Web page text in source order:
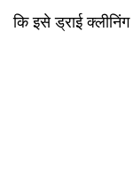
कि इसे ड्राई